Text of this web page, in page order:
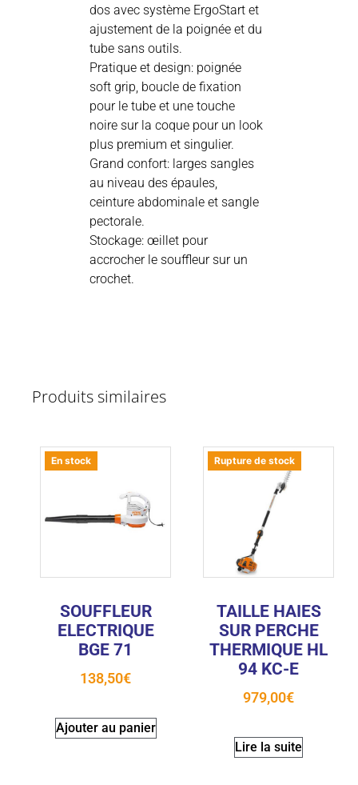
dos avec système ErgoStart et
ajustement de la poignée et du
tube sans outils.
Pratique et design: poignée
soft grip, boucle de fixation
pour le tube et une touche
noire sur la coque pour un look
plus premium et singulier.
Grand confort: larges sangles
au niveau des épaules,
ceinture abdominale et sangle
pectorale.
Stockage: œillet pour
accrocher le souffleur sur un
crochet.
Produits similaires
En stock
SOUFFLEUR
ELECTRIQUE
BGE 71
138,50€
Ajouter au panier
Rupture de stock
TAILLE HAIES
SUR PERCHE
THERMIQUE HL
94 KC-E
979,00€
Lire la suite